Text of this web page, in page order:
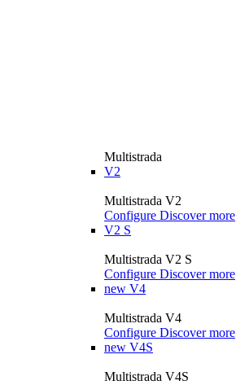
Multistrada
V2
Multistrada V2
Configure Discover more
V2 S
Multistrada V2 S
Configure Discover more
new V4
Multistrada V4
Configure Discover more
new V4S
Multistrada V4S